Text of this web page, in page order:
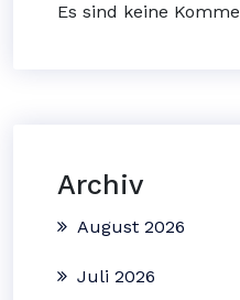
Es sind keine
Archiv
August 2026
Juli 2026